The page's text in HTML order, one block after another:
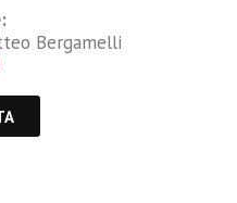
Bergamelli